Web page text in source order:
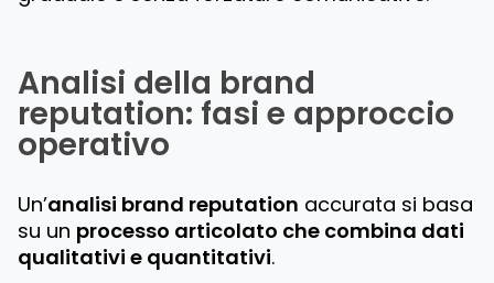
Analisi della brand
reputation: fasi e approccio
operativo
Un’analisi brand reputation accurata si basa
su un processo articolato che combina dati
qualitativi e quantitativi.